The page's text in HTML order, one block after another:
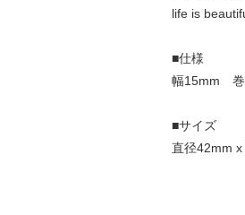
life is
■仕様
幅15mm 巻
■サイズ
直径42mm